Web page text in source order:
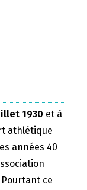
1930 et à
athlétique
années 40
ce